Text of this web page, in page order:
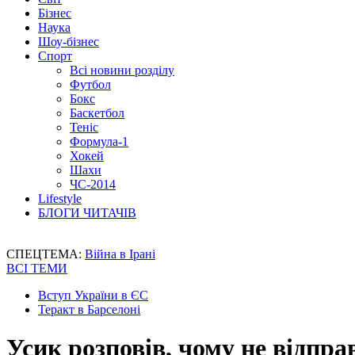
Бізнес
Наука
Шоу-бізнес
Спорт
Всі новини розділу
Футбол
Бокс
Баскетбол
Теніс
Формула-1
Хокей
Шахи
ЧС-2014
Lifestyle
БЛОГИ ЧИТАЧІВ
СПЕЦТЕМА: Війна в Ірані
ВСІ ТЕМИ
Вступ України в ЄС
Теракт в Барселоні
Усик розповів, чому не